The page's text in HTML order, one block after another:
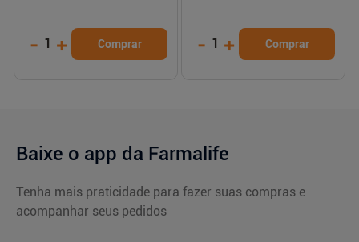
- 1 + Comprar - 1 + Comprar
Baixe o app da Farmalife
Tenha mais praticidade para fazer suas compras e
acompanhar seus pedidos